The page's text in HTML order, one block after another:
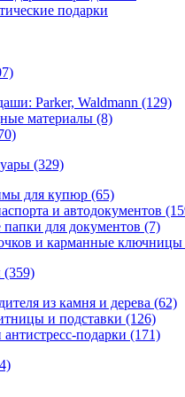
подарки
Parker, Waldmann (129)
материалы (8)
(329)
для купюр (65)
и автодокументов
для документов (7)
и карманные ключницы
(359)
из камня и дерева (62)
и подставки (126)
подарки (171)